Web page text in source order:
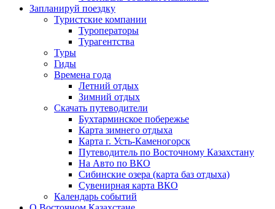
Запланируй поездку
Туристские компании
Туроператоры
Турагентства
Туры
Гиды
Времена года
Летний отдых
Зимний отдых
Скачать путеводители
Бухтарминское побережье
Карта зимнего отдыха
Карта г. Усть-Каменогорск
Путеводитель по Восточному Казахстану
На Авто по ВКО
Сибинские озера (карта баз отдыха)
Сувенирная карта ВКО
Календарь событий